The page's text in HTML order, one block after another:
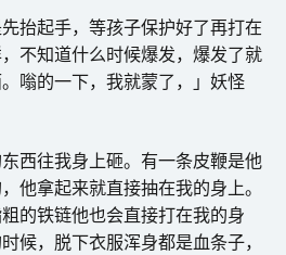
先抬起手，等孩子保护好了再打在
不知道什么时候爆发，爆发了就
嗡的一下，我就蒙了，」妖怪
东西往我身上砸。有一条皮鞭是他
他拿起来就直接抽在我的身上。
的铁链他也会直接打在我的身
候，脱下衣服浑身都是血条子，